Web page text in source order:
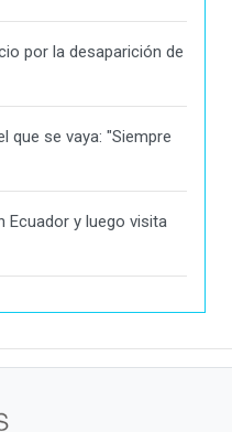
por la desaparición de
que se vaya: "Siempre
Ecuador y luego visita